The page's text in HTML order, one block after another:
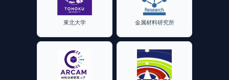
東北大学 金属材料研究所